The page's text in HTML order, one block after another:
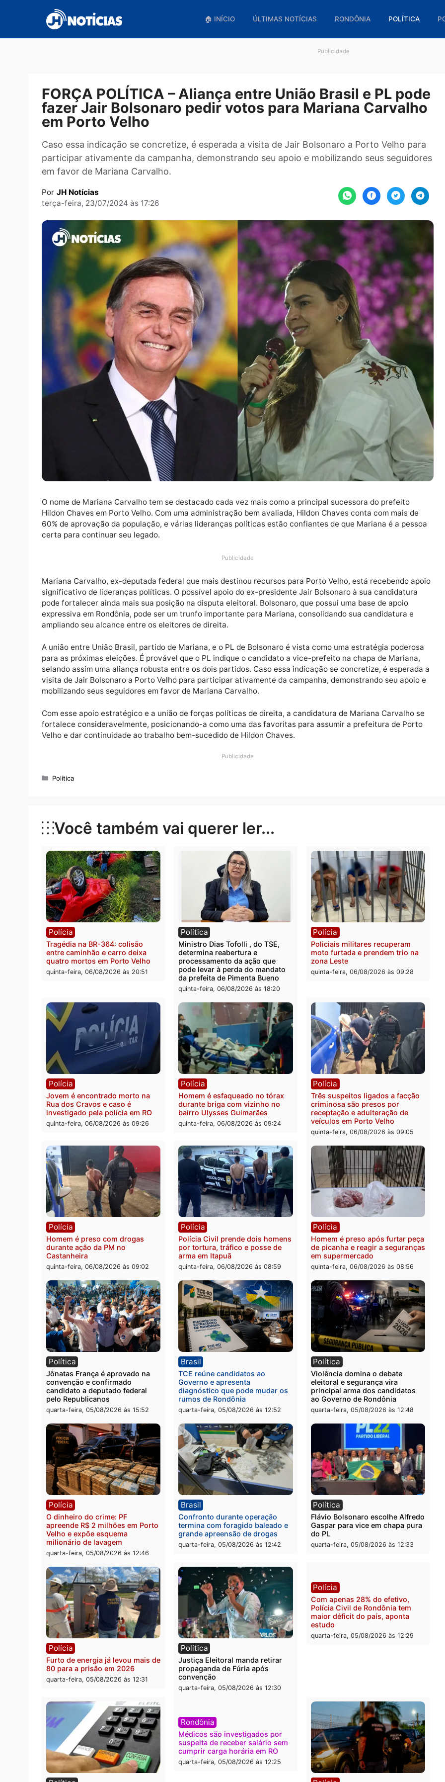
conteúdo
🏠 INÍCIO ÚLTIMAS NOTÍCIAS RONDÔNIA
FORÇA POLÍTICA – Aliança entre União Brasil e PL
fazer Jair Bolsonaro pedir votos para Mariana
Caso essa indicação se concretize, é esperada a visita de Jair Bolsonaro a Porto
participar ativamente da campanha, demonstrando seu apoio e mobilizando seus
em favor de Mariana Carvalho.
terça-feira, 23/07/2024 às 17:26
O nome de Mariana Carvalho tem se destacado cada vez mais como a principal sucessora do
60% de aprovação da população, e várias lideranças políticas estão confiantes de que Mariana é a
certa para continuar seu legado.
Publicidade
Mariana Carvalho, ex-deputada federal que mais destinou recursos para Porto Velho, está
significativo de lideranças políticas. O possível apoio do ex-presidente Jair Bolsonaro à sua
pode fortalecer ainda mais sua posição na disputa eleitoral. Bolsonaro, que possui uma base de
expressiva em Rondônia, pode ser um trunfo importante para Mariana, consolidando sua
ampliando seu alcance entre os eleitores de direita.
A união entre União Brasil, partido de Mariana, e o PL de Bolsonaro é vista como uma estratégia
para as próximas eleições. É provável que o PL indique o candidato a vice-prefeito na chapa de
visita de Jair Bolsonaro a Porto Velho para participar ativamente da campanha, demonstrando seu
Categorias
Política
Você também vai querer ler...
Polícia
Tragédia na BR-364: colisão
entre caminhão e carro deixa
quatro mortos em Porto Velho
quinta-feira, 06/08/2026 às 20:51
Política
Ministro Dias Tofolli , do TSE,
determina reabertura e
processamento da ação que
pode levar à perda do mandato
da prefeita de Pimenta Bueno
quinta-feira, 06/08/2026 às 18:20
Polícia
Policiais militares
moto furtada e prendem
zona Leste
Polícia
Jovem é encontrado morto na
Rua dos Cravos e caso é
investigado pela polícia em RO
quinta-feira, 06/08/2026 às 09:26
Polícia
Homem é esfaqueado no tórax
durante briga com vizinho no
bairro Ulysses Guimarães
quinta-feira, 06/08/2026 às 09:24
Polícia
Três suspeitos ligados a
receptação e adulteração
veículos em Porto Velho
quinta-feira, 06/08/2026 às
Polícia
Homem é preso com drogas
durante ação da PM no
Castanheira
quinta-feira, 06/08/2026 às 09:02
Polícia
Polícia Civil prende dois homens
por tortura, tráfico e posse de
arma em Itapuã
quinta-feira, 06/08/2026 às 08:59
Homem é preso após
de picanha e reagir a
em supermercado
quinta-feira, 06/08/2026 às
Política
Jônatas França é aprovado na
convenção e confirmado
candidato a deputado federal
pelo Republicanos
quarta-feira, 05/08/2026 às 15:52
Brasil
TCE reúne candidatos ao
Governo e apresenta
diagnóstico que pode mudar os
quarta-feira, 05/08/2026 às 12:52
Violência domina o debate
principal arma dos
Polícia
O dinheiro do crime: PF
Velho e expõe esquema
milionário de lavagem
quarta-feira, 05/08/2026 às 12:46
Brasil
Confronto durante operação
termina com foragido baleado e
quarta-feira, 05/08/2026 às 12:42
do PL
quarta-feira, 05/08/2026 às
Polícia